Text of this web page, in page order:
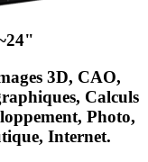
3D, CAO,
Calculs
Photo,
Internet.